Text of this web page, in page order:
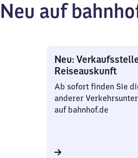
Neu auf
Neu:
Reiseauskunft
Ab sofort finden Sie
anderer
auf bahnhof.de